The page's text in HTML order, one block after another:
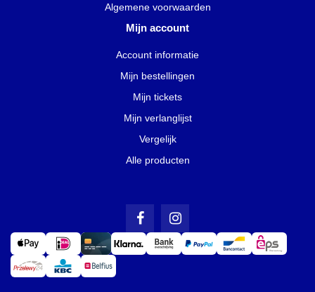
Algemene voorwaarden
Mijn account
Account informatie
Mijn bestellingen
Mijn tickets
Mijn verlanglijst
Vergelijk
Alle producten